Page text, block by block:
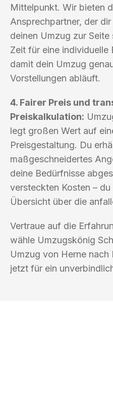
Mittelpunkt. Wir bieten
Ansprechpartner, der
deinen Umzug zur
Zeit für eine individuelle
damit dein Umzug
Vorstellungen abläuft.
4. Fairer Preis und
Preiskalkulation:
legt großen Wert auf
Preisgestaltung. Du
maßgeschneidertes
deine Bedürfnisse
versteckten Kosten –
Übersicht über die
Vertraue auf die
wähle Umzugskönig
Umzug von Herne
jetzt für ein